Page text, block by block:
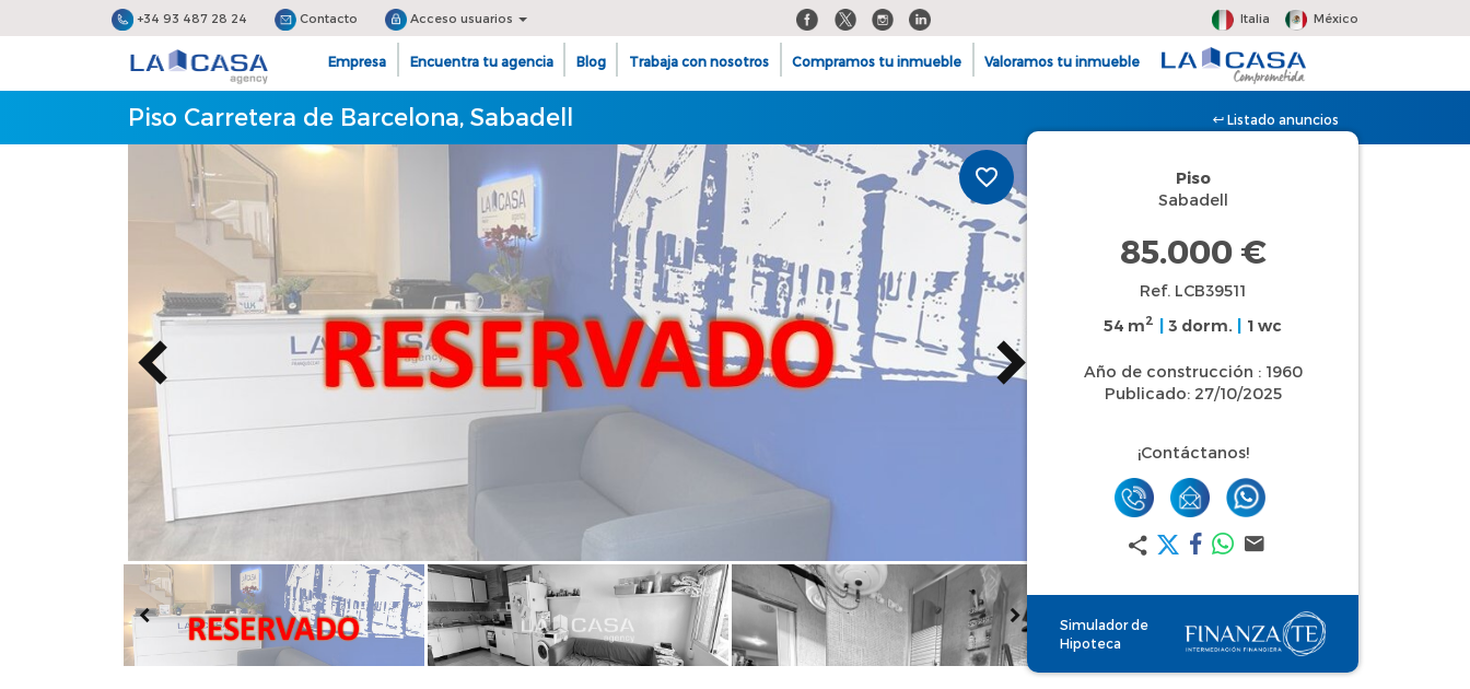
+34 93 487 28 24 Contacto Acceso usuarios Italia México
Empresa Encuentra tu agencia Blog Trabaja con nosotros Compramos tu inmueble Valoramos tu inmueble
Piso Carretera de Barcelona, Sabadell Listado anuncios
Piso
Sabadell
85.000 €
Ref. LCB39511
54 m2 3 dorm. 1 wc
Año de construcción : 1960
Publicado: 27/10/2025
¡Contáctanos!
Simulador de
Hipoteca